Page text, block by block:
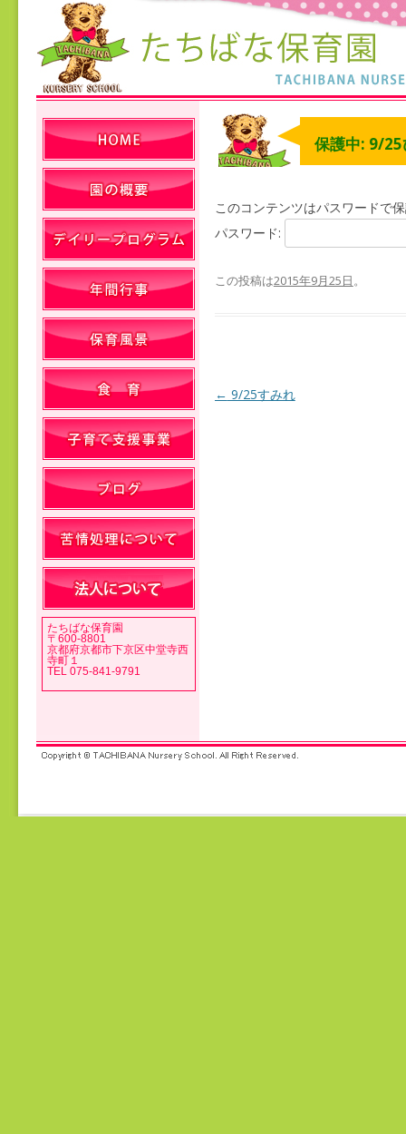
保護中: 9/25
このコンテンツはパスワードで
パスワード:
この投稿は2015年9月25日。
投稿ナビゲーション
← 9/25すみれ
たちばな保育園
〒600-8801
京都府京都市下京区中堂寺西
寺町１
TEL 075-841-9791